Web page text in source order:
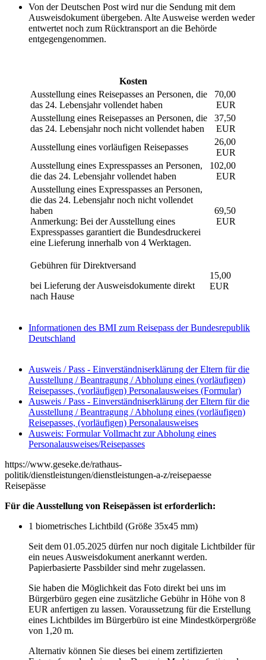
Von der Deutschen Post wird nur die Sendung mit dem
Ausweisdokument übergeben. Alte Ausweise werden weder
entwertet noch zum Rücktransport an die Behörde
entgegengenommen.
Kosten
Ausstellung eines Reisepasses an Personen, die
das 24. Lebensjahr vollendet haben
70,00
EUR
Ausstellung eines Reisepasses an Personen, die
das 24. Lebensjahr noch nicht vollendet haben
37,50
EUR
Ausstellung eines vorläufigen Reisepasses
26,00
EUR
Ausstellung eines Expresspasses an Personen,
die das 24. Lebensjahr vollendet haben
102,00
EUR
Ausstellung eines Expresspasses an Personen,
die das 24. Lebensjahr noch nicht vollendet
haben
Anmerkung: Bei der Ausstellung eines
Expresspasses garantiert die Bundesdruckerei
eine Lieferung innerhalb von 4 Werktagen.
69,50
EUR
Gebühren für Direktversand
bei Lieferung der Ausweisdokumente direkt
nach Hause
15,00
EUR
Informationen des BMI zum Reisepass der Bundesrepublik
Deutschland
Ausweis / Pass - Einverständniserklärung der Eltern für die
Ausstellung / Beantragung / Abholung eines (vorläufigen)
Reisepasses, (vorläufigen) Personalausweises (Formular)
Ausweis / Pass - Einverständniserklärung der Eltern für die
Ausstellung / Beantragung / Abholung eines (vorläufigen)
Reisepasses, (vorläufigen) Personalausweises
Ausweis: Formular Vollmacht zur Abholung eines
Personalausweises/Reisepasses
https://www.geseke.de/rathaus-
politik/dienstleistungen/dienstleistungen-a-z/reisepaesse
Reisepässe
Für die Ausstellung von Reisepässen ist erforderlich:
1 biometrisches Lichtbild (Größe 35x45 mm)
Seit dem 01.05.2025 dürfen nur noch digitale Lichtbilder für
ein neues Ausweisdokument anerkannt werden.
Papierbasierte Passbilder sind mehr zugelassen.
Sie haben die Möglichkeit das Foto direkt bei uns im
Bürgerbüro gegen eine zusätzliche Gebühr in Höhe von 8
EUR anfertigen zu lassen. Voraussetzung für die Erstellung
eines Lichtbildes im Bürgerbüro ist eine Mindestkörpergröße
von 1,20 m.
Alternativ können Sie dieses bei einem zertifizierten